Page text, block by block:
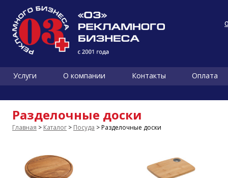
Услуги О компании Контакты Оплата
Разделочные доски
Главная > Каталог > Посуда > Разделочные доски